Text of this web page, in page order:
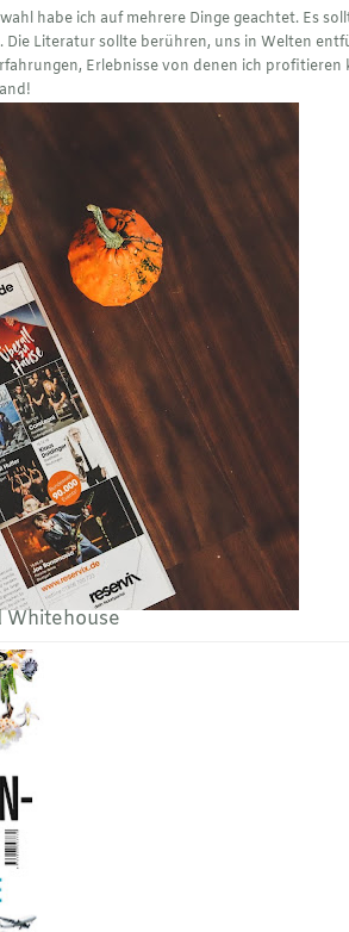
habe ich auf mehrere Dinge geachtet. Es
Die Literatur sollte berühren, uns in Welten
Erlebnisse von denen ich profitieren
Whitehouse